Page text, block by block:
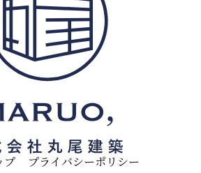
プ プライバシーポリシー